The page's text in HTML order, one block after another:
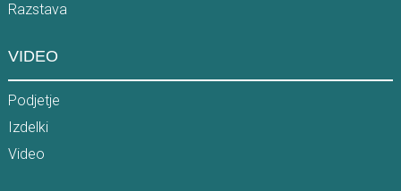
Razstava
VIDEO
Podjetje
Izdelki
Video